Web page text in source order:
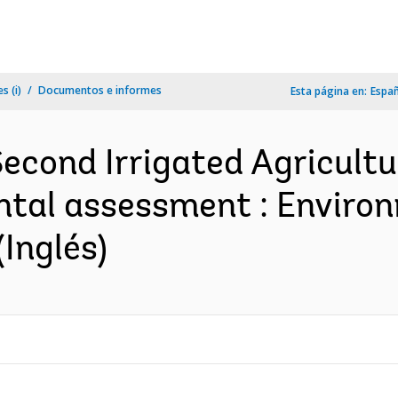
(i) Documentos e informes Esta página en:
Irrigated
assessment :